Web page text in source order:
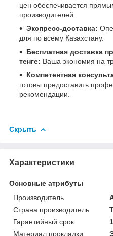
цен обеспечивается
производителей.
Экспресс-доставка:
для по всему Казахстану.
Бесплатная доставка
тенге: Ваша экономия на
Компетентная
готовы предоставить
рекомендации.
Скрыть
Характеристики
Основные атрибуты
Производитель
Страна производитель
Гарантийный срок
Материал прокладки